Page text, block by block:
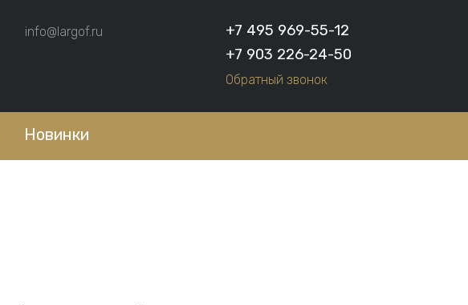
info@largof.ru
+7 495 969-55-12
+7 903 226-24-50
Обратный звонок
Новинки